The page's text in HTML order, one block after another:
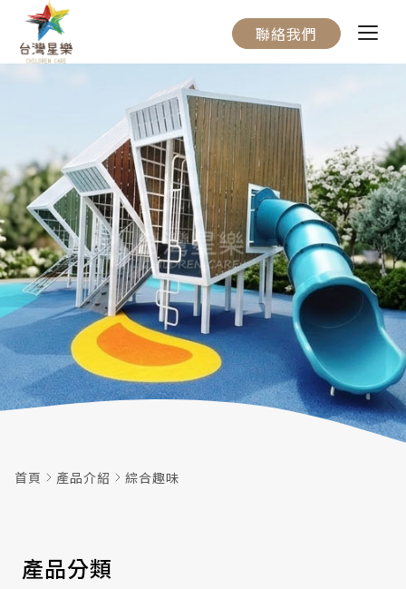
聯絡我們
關於我們
服務流程
產品介紹
實際案例
聯絡我們
首頁 產品介紹 綜合趣味
產品分類